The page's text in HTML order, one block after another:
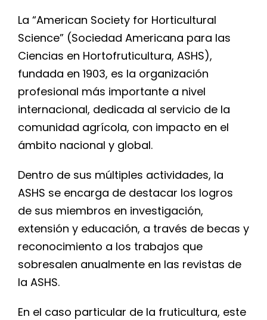
La “American Society for Horticultural
Science” (Sociedad Americana para las
Ciencias en Hortofruticultura, ASHS),
fundada en 1903, es la organización
profesional más importante a nivel
internacional, dedicada al servicio de la
comunidad agrícola, con impacto en el
ámbito nacional y global.
Dentro de sus múltiples actividades, la
ASHS se encarga de destacar los logros
de sus miembros en investigación,
extensión y educación, a través de becas y
reconocimiento a los trabajos que
sobresalen anualmente en las revistas de
la ASHS.
En el caso particular de la fruticultura, este